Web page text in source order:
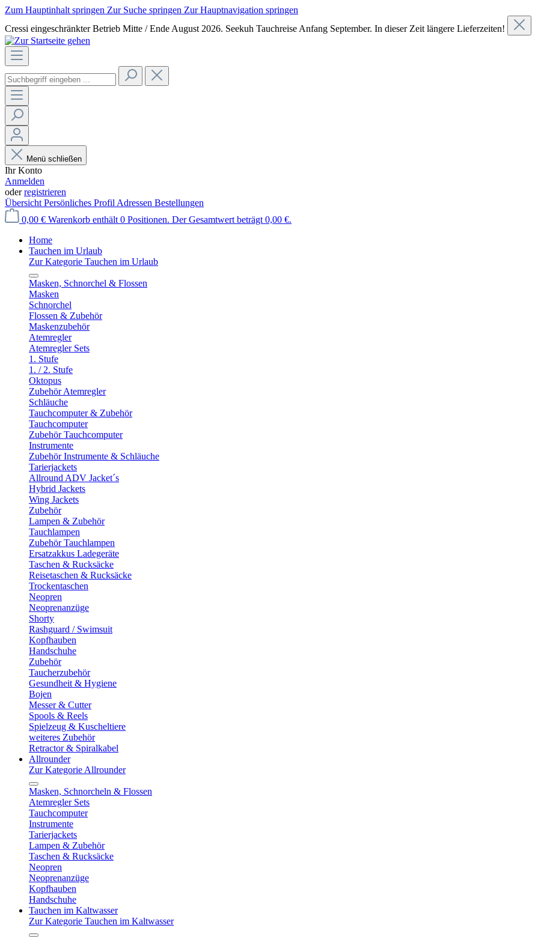
Zum Hauptinhalt springen Zur Suche springen Zur Hauptnavigation springen
Cressi eingeschränkter Betrieb Mitte / Ende August 2026. Seekuh Tauchreise Anfang September. In dieser Zeit längere Lieferzeiten!
Menü schließen
Ihr Konto
Anmelden
oderregistrieren
Übersicht Persönliches Profil Adressen Bestellungen
0,00 € Warenkorb enthält 0 Positionen. Der Gesamtwert beträgt 0,00 €.
Home
Tauchen im Urlaub
Zur Kategorie Tauchen im Urlaub
Masken, Schnorchel & Flossen
Masken
Schnorchel
Flossen & Zubehör
Maskenzubehör
Atemregler
Atemregler Sets
1. Stufe
1. / 2. Stufe
Oktopus
Zubehör Atemregler
Schläuche
Tauchcomputer & Zubehör
Tauchcomputer
Zubehör Tauchcomputer
Instrumente
Zubehör Instrumente & Schläuche
Tarierjackets
Allround ADV Jacket´s
Hybrid Jackets
Wing Jackets
Zubehör
Lampen & Zubehör
Tauchlampen
Zubehör Tauchlampen
Ersatzakkus Ladegeräte
Taschen & Rucksäcke
Reisetaschen & Rucksäcke
Trockentaschen
Neopren
Neoprenanzüge
Shorty
Rashguard / Swimsuit
Kopfhauben
Handschuhe
Zubehör
Taucherzubehör
Gesundheit & Hygiene
Bojen
Messer & Cutter
Spools & Reels
Spielzeug & Kuscheltiere
weiteres Zubehör
Retractor & Spiralkabel
Allrounder
Zur Kategorie Allrounder
Masken, Schnorcheln & Flossen
Atemregler Sets
Tauchcomputer
Instrumente
Tarierjackets
Lampen & Zubehör
Taschen & Rucksäcke
Neopren
Neoprenanzüge
Kopfhauben
Handschuhe
Tauchen im Kaltwasser
Zur Kategorie Tauchen im Kaltwasser